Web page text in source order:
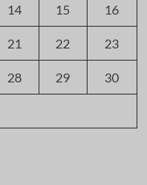
14 15 16
21 22 23
28 29 30